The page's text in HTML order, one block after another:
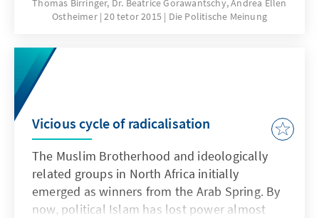
Ostheimer 20 tetor 2015 Die Politische Meinung
Vicious cycle of radicalisation
The Muslim Brotherhood and ideologically
related groups in North Africa initially
emerged as winners from the Arab Spring. By
now, political Islam has lost power almost